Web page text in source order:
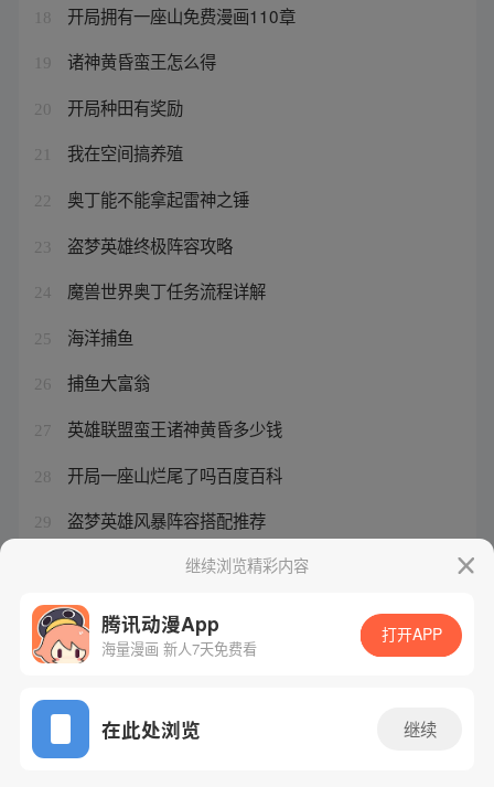
18 开局拥有一座山免费漫画110章
19 诸神黄昏蛮王怎么得
20 开局种田有奖励
21 我在空间搞养殖
22 奥丁能不能拿起雷神之锤
23 盗梦英雄终极阵容攻略
24 魔兽世界奥丁任务流程详解
25 海洋捕鱼
26 捕鱼大富翁
27 英雄联盟蛮王诸神黄昏多少钱
28 开局一座山烂尾了吗百度百科
29 盗梦英雄风暴阵容搭配推荐
盗梦英雄土豪最强装备怎么获得
继续浏览精彩内容
腾讯动漫App
海量漫画 新人7天免费看
打开APP
在此处浏览 继续
网站备案/许可证号：粤B2-20090059-5
Copyright©1998 - 2026 Tencent. All Rights Reserved